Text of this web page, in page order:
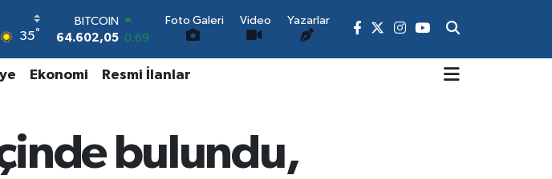
35°
DOLAR
47,6006 0.06
EURO
55,0250 0.02
6513.94
0.32
BİST100
Foto Galeri Video Yazarlar
Ekonomi Resmi İlanlar
bulundu,